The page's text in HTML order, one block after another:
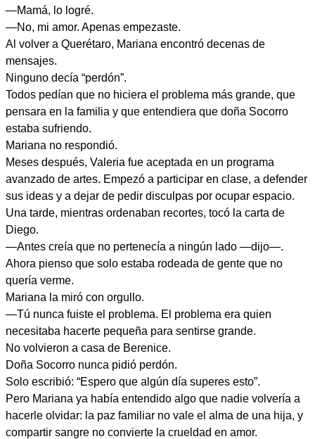
—Mamá, lo logré.
—No, mi amor. Apenas empezaste.
Al volver a Querétaro, Mariana encontró decenas de
mensajes.
Ninguno decía “perdón”.
Todos pedían que no hiciera el problema más grande, que
pensara en la familia y que entendiera que doña Socorro
estaba sufriendo.
Mariana no respondió.
Meses después, Valeria fue aceptada en un programa
avanzado de artes. Empezó a participar en clase, a defender
sus ideas y a dejar de pedir disculpas por ocupar espacio.
Una tarde, mientras ordenaban recortes, tocó la carta de
Diego.
—Antes creía que no pertenecía a ningún lado —dijo—.
Ahora pienso que solo estaba rodeada de gente que no
quería verme.
Mariana la miró con orgullo.
—Tú nunca fuiste el problema. El problema era quien
necesitaba hacerte pequeña para sentirse grande.
No volvieron a casa de Berenice.
Doña Socorro nunca pidió perdón.
Solo escribió: “Espero que algún día superes esto”.
Pero Mariana ya había entendido algo que nadie volvería a
hacerle olvidar: la paz familiar no vale el alma de una hija, y
compartir sangre no convierte la crueldad en amor.